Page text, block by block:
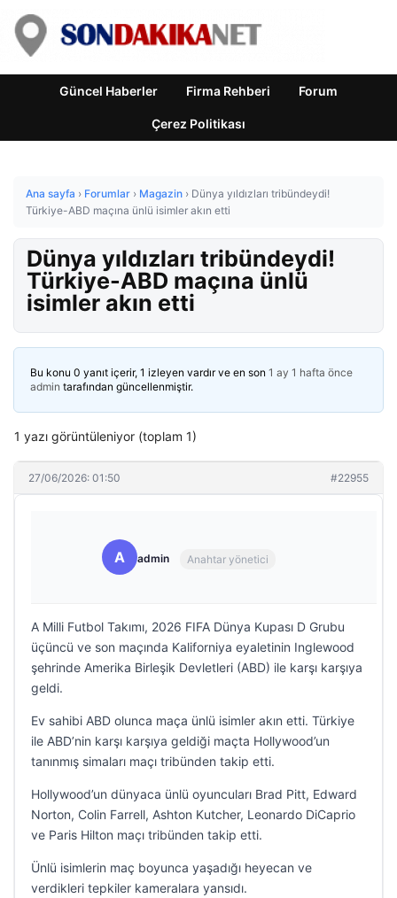
Güncel Haberler Firma Rehberi Forum
Çerez Politikası
Ana sayfa › Forumlar › Magazin › Dünya yıldızları tribündeydi!
Türkiye-ABD maçına ünlü isimler akın etti
Dünya yıldızları tribündeydi!
Türkiye-ABD maçına ünlü
isimler akın etti
Bu konu 0 yanıt içerir, 1 izleyen vardır ve en son 1 ay 1 hafta önce
admin tarafından güncellenmiştir.
1 yazı görüntüleniyor (toplam 1)
27/06/2026: 01:50 #22955
A admin Anahtar yönetici
A Milli Futbol Takımı, 2026 FIFA Dünya Kupası D Grubu
üçüncü ve son maçında Kaliforniya eyaletinin Inglewood
şehrinde Amerika Birleşik Devletleri (ABD) ile karşı karşıya
geldi.
Ev sahibi ABD olunca maça ünlü isimler akın etti. Türkiye
ile ABD’nin karşı karşıya geldiği maçta Hollywood’un
tanınmış simaları maçı tribünden takip etti.
Hollywood’un dünyaca ünlü oyuncuları Brad Pitt, Edward
Norton, Colin Farrell, Ashton Kutcher, Leonardo DiCaprio
ve Paris Hilton maçı tribünden takip etti.
Ünlü isimlerin maç boyunca yaşadığı heyecan ve
verdikleri tepkiler kameralara yansıdı.